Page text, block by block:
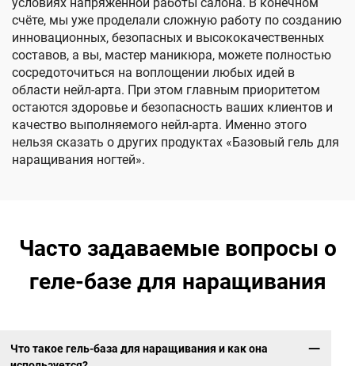
счёте, мы уже проделали сложную работу по созданию
инновационных, безопасных и высококачественных
составов, а вы, мастер маникюра, можете полностью
сосредоточиться на воплощении любых идей в
области нейл-арта. При этом главным приоритетом
остаются здоровье и безопасность ваших клиентов и
качество выполняемого нейл-арта. Именно этого
нельзя сказать о других продуктах «Базовый гель для
наращивания ногтей».
Часто задаваемые вопросы о
геле-базе для наращивания
Что такое гель-база для наращивания и как она